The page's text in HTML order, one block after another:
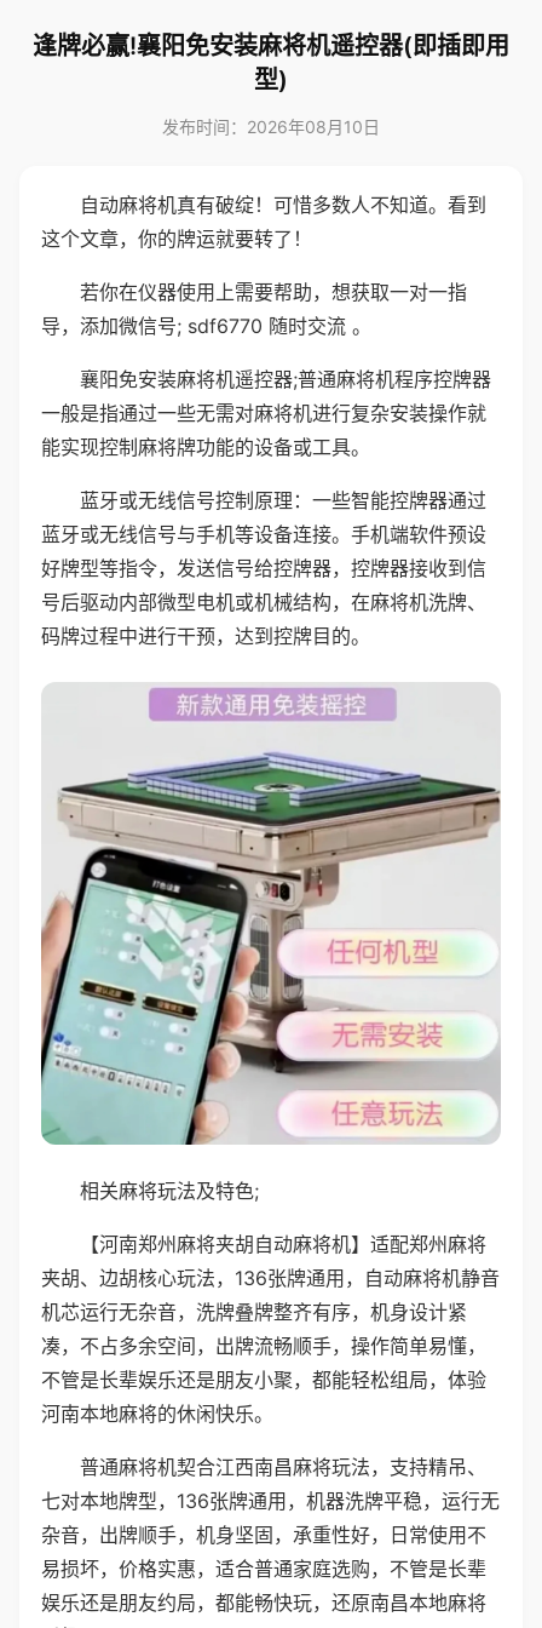
逢牌必赢!襄阳免安装麻将机遥控器(即插即用
型)
发布时间：2026年08月10日
自动麻将机真有破绽！可惜多数人不知道。看到
这个文章，你的牌运就要转了！
若你在仪器使用上需要帮助，想获取一对一指
导，添加微信号; sdf6770 随时交流 。
襄阳免安装麻将机遥控器;普通麻将机程序控牌器
一般是指通过一些无需对麻将机进行复杂安装操作就
能实现控制麻将牌功能的设备或工具。
蓝牙或无线信号控制原理：一些智能控牌器通过
蓝牙或无线信号与手机等设备连接。手机端软件预设
好牌型等指令，发送信号给控牌器，控牌器接收到信
号后驱动内部微型电机或机械结构，在麻将机洗牌、
码牌过程中进行干预，达到控牌目的。
相关麻将玩法及特色;
【河南郑州麻将夹胡自动麻将机】适配郑州麻将
夹胡、边胡核心玩法，136张牌通用，自动麻将机静音
机芯运行无杂音，洗牌叠牌整齐有序，机身设计紧
凑，不占多余空间，出牌流畅顺手，操作简单易懂，
不管是长辈娱乐还是朋友小聚，都能轻松组局，体验
河南本地麻将的休闲快乐。
普通麻将机契合江西南昌麻将玩法，支持精吊、
七对本地牌型，136张牌通用，机器洗牌平稳，运行无
杂音，出牌顺手，机身坚固，承重性好，日常使用不
易损坏，价格实惠，适合普通家庭选购，不管是长辈
娱乐还是朋友约局，都能畅快玩，还原南昌本地麻将